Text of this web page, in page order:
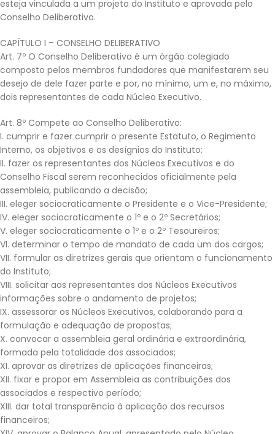
esteja vinculada a um projeto do Instituto e aprovada pelo
Conselho Deliberativo.
CAPÍTULO I – CONSELHO DELIBERATIVO
Art. 7º O Conselho Deliberativo é um órgão colegiado
composto pelos membros fundadores que manifestarem seu
desejo de dele fazer parte e por, no mínimo, um e, no máximo,
dois representantes de cada Núcleo Executivo.
Art. 8º Compete ao Conselho Deliberativo:
I. cumprir e fazer cumprir o presente Estatuto, o Regimento
Interno, os objetivos e os desígnios do Instituto;
II. fazer os representantes dos Núcleos Executivos e do
Conselho Fiscal serem reconhecidos oficialmente pela
assembleia, publicando a decisão;
III. eleger sociocraticamente o Presidente e o Vice-Presidente;
IV. eleger sociocraticamente o 1º e o 2º Secretários;
V. eleger sociocraticamente o 1º e o 2º Tesoureiros;
VI. determinar o tempo de mandato de cada um dos cargos;
VII. formular as diretrizes gerais que orientam o funcionamento
do Instituto;
VIII. solicitar aos representantes dos Núcleos Executivos
informações sobre o andamento de projetos;
IX. assessorar os Núcleos Executivos, colaborando para a
formulação e adequação de propostas;
X. convocar a assembleia geral ordinária e extraordinária,
formada pela totalidade dos associados;
XI. aprovar as diretrizes de aplicações financeiras;
XII. fixar e propor em Assembleia as contribuições dos
associados e respectivo período;
XIII. dar total transparência à aplicação dos recursos
financeiros;